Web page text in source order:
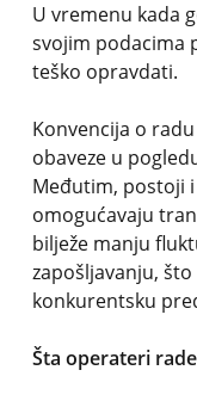
U vremenu kada
svojim podacima
teško opravdati.
Konvencija o
obaveze u
Međutim, postoji
omogućavaju
bilježe manju
zapošljavanju,
konkurentsku
Šta operateri